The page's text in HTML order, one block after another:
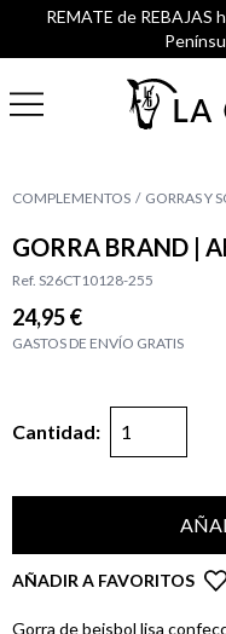
REMATE de REBAJAS
COMPLEMENTOS GORRAS Y
GORRA BRAND |
Ref. S26CT10128-255
24,95 €
GASTOS DE ENVÍO GRATIS
Cantidad:
AÑADIR A FAVORITOS
Gorra de beisbol lisa